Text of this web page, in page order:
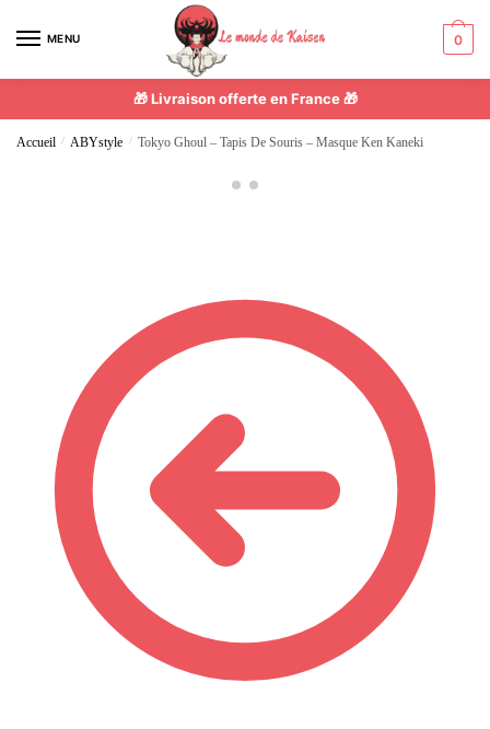
MENU 0
🎁 Livraison offerte en France 🎁
Accueil / ABYstyle / Tokyo Ghoul – Tapis De Souris – Masque Ken Kaneki